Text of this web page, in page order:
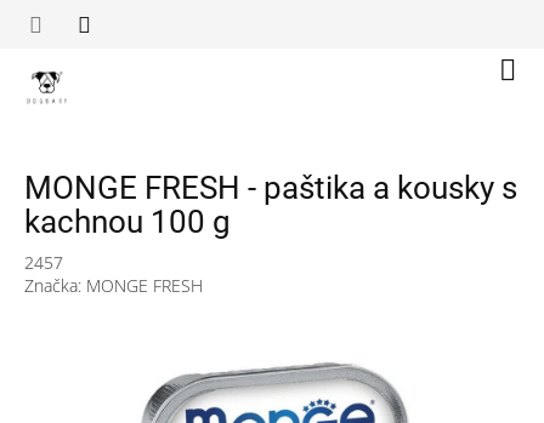
MONGE FRESH - paštika a kousky s
kachnou 100 g
2457
Značka: MONGE FRESH